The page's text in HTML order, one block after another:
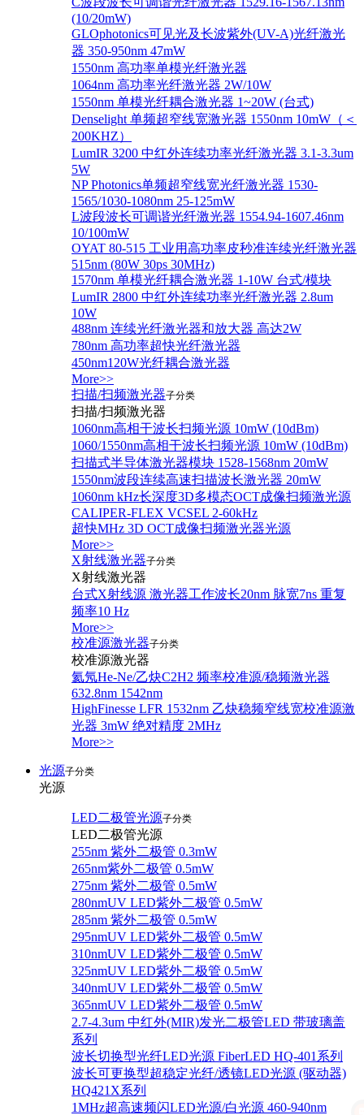
(10/20mW)
GLOphotonics可见光及长波紫外(UV-A)光纤激光
器 350-950nm 47mW
1550nm 高功率单模光纤激光器
1064nm 高功率光纤激光器 2W/10W
1550nm 单模光纤耦合激光器 1~20W (台式)
Denselight 单频超窄线宽激光器 1550nm 10mW（＜
200KHZ）
LumIR 3200 中红外连续功率光纤激光器 3.1-3.3um
5W
NP Photonics单频超窄线宽光纤激光器 1530-
1565/1030-1080nm 25-125mW
L波段波长可调谐光纤激光器 1554.94-1607.46nm
10/100mW
OYAT 80-515 工业用高功率皮秒准连续光纤激光器
515nm (80W 30ps 30MHz)
1570nm 单模光纤耦合激光器 1-10W 台式/模块
LumIR 2800 中红外连续功率光纤激光器 2.8um
10W
488nm 连续光纤激光器和放大器 高达2W
780nm 高功率超快光纤激光器
450nm120W光纤耦合激光器
More>>
扫描/扫频激光器子分类
扫描/扫频激光器
1060nm高相干波长扫频光源 10mW (10dBm)
1060/1550nm高相干波长扫频光源 10mW (10dBm)
扫描式半导体激光器模块 1528-1568nm 20mW
1550nm波段连续高速扫描波长激光器 20mW
1060nm kHz长深度3D多模态OCT成像扫频激光源
CALIPER-FLEX VCSEL 2-60kHz
超快MHz 3D OCT成像扫频激光器光源
More>>
X射线激光器子分类
X射线激光器
台式X射线源 激光器工作波长20nm 脉宽7ns 重复
频率10 Hz
More>>
校准源激光器子分类
校准源激光器
氦氖He-Ne/乙炔C2H2 频率校准源/稳频激光器
632.8nm 1542nm
HighFinesse LFR 1532nm 乙炔稳频窄线宽校准源激
光器 3mW 绝对精度 2MHz
More>>
光源子分类
光源
LED二极管光源子分类
LED二极管光源
255nm 紫外二极管 0.3mW
265nm紫外二极管 0.5mW
275nm 紫外二极管 0.5mW
280nmUV LED紫外二极管 0.5mW
285nm 紫外二极管 0.5mW
295nmUV LED紫外二极管 0.5mW
310nmUV LED紫外二极管 0.5mW
325nmUV LED紫外二极管 0.5mW
340nmUV LED紫外二极管 0.5mW
365nmUV LED紫外二极管 0.5mW
2.7-4.3um 中红外(MIR)发光二极管LED 带玻璃盖
系列
波长切换型光纤LED光源 FiberLED HQ-401系列
波长可更换型超稳定光纤/透镜LED光源 (驱动器)
HQ421X系列
1MHz超高速频闪LED光源/白光源 460-940nm